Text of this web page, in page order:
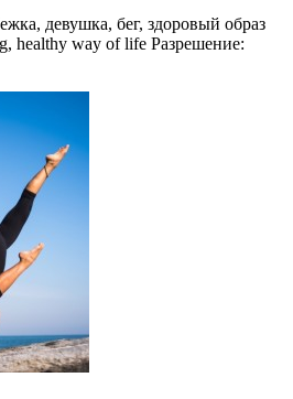
девушка, бег, здоровый образ
healthy way of life Разрешение: